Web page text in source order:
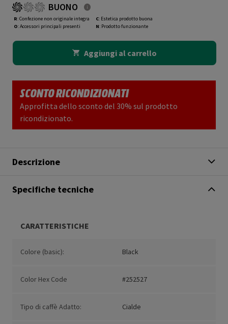
BUONO
R: Confezione non originale integra
O: Accessori principali presenti
C: Estetica prodotto buona
N: Prodotto funzionante
Aggiungi al carrello
SCONTO RICONDIZIONATI
Approfitta dello sconto del 30% sul prodotto
ricondizionato.
Descrizione
Specifiche tecniche
CARATTERISTICHE
Colore (basic): Black
Color Hex Code #252527
Tipo di caffè Adatto: Cialde